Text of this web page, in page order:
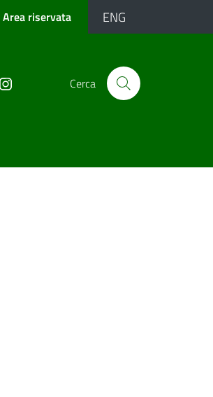
Area riservata ENG
Cerca